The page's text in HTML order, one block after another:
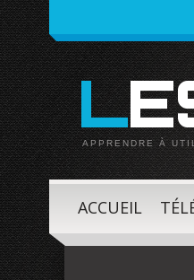
APPRENDRE À
ACCUEIL